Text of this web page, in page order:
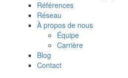
Références
Réseau
À propos de nous
Équipe
Carrière
Blog
Contact